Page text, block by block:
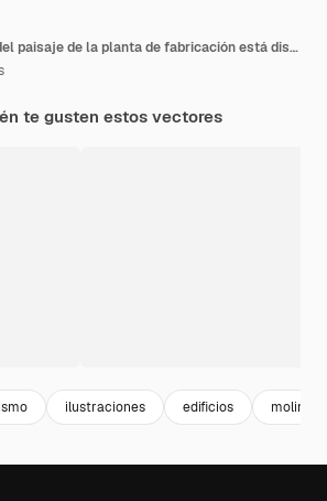
La ilustración del paisaje de la planta de fabricación está diseñada en estilo plano
te gusten estos vectores
ilustraciones edificios molino